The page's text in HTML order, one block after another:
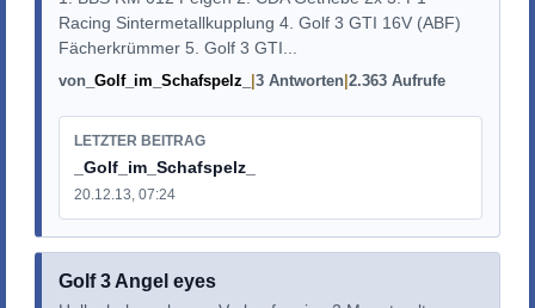
Racing Sintermetallkupplung 4. Golf 3 GTI 16V (ABF)
Fächerkrümmer 5. Golf 3 GTI...
von_Golf_im_Schafspelz_ 3 Antworten 2.363 Aufrufe
LETZTER BEITRAG
_Golf_im_Schafspelz_
20.12.13, 07:24
Golf 3 Angel eyes